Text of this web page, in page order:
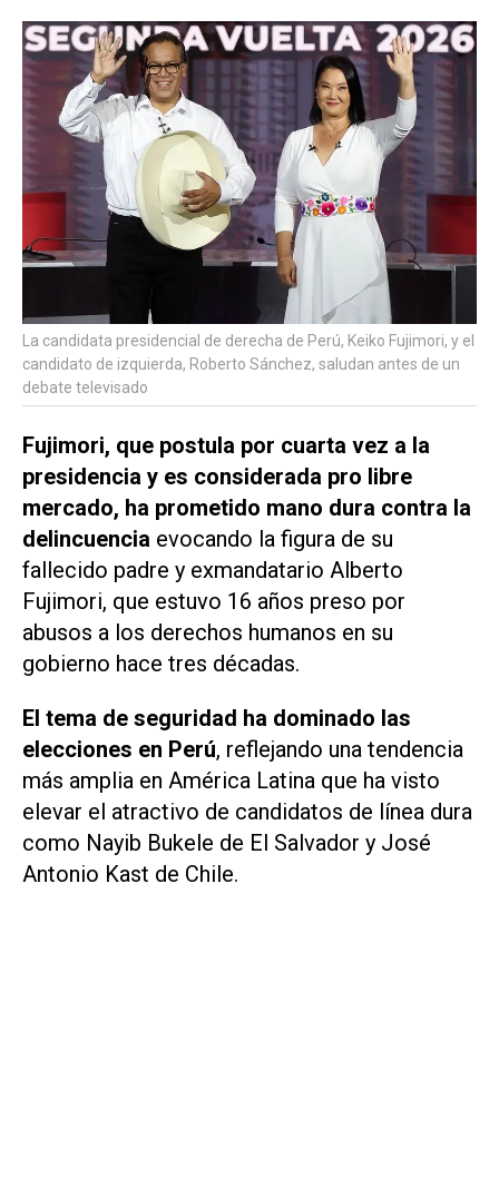
La candidata presidencial de derecha de Perú, Keiko Fujimori, y el
candidato de izquierda, Roberto Sánchez, saludan antes de un
debate televisado
Fujimori, que ⁠postula por cuarta vez a la
presidencia y es considerada pro libre
mercado, ha prometido mano dura contra la
delincuencia evocando la figura de su
fallecido padre y exmandatario Alberto
Fujimori, que estuvo 16 años preso por
abusos a ⁠los derechos humanos en su
gobierno hace tres décadas.
El tema de seguridad ha dominado las
elecciones en ​Perú, reflejando una tendencia
más amplia en América Latina que ha visto
elevar ‌el atractivo de candidatos de línea dura
como Nayib ‌Bukele de El Salvador y José
Antonio Kast de Chile.